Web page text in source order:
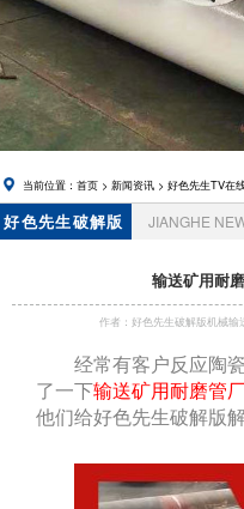
在线下载,
锅炉风帽
当前位置： 首页> 新闻资讯> 好色先生TV在
好色先生破解版
JIANGHE
输送矿用耐
作者：好色先生破解版机械
经常有客户反应陶
了一下输送矿用耐磨管
他们给好色先生破解版解